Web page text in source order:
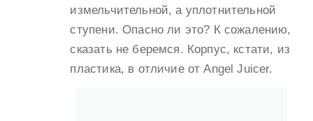
измельчительной, а уплотнительной
ступени. Опасно ли это? К сожалению,
сказать не беремся. Корпус, кстати, из
пластика, в отличие от Angel Juicer.